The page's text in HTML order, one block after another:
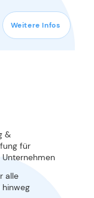
Weitere Infos
&
für
alle
hinweg